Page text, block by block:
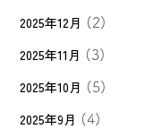
2025年12月 (2)
2025年11月 (3)
2025年10月 (5)
2025年9月 (4)